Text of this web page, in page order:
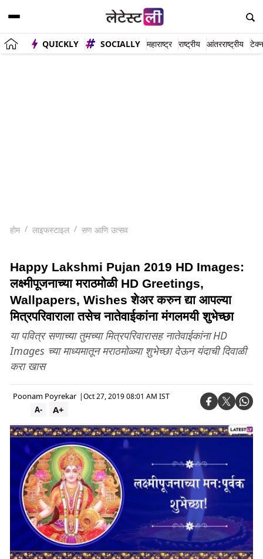
QUICKLY SOCIALLY महाराष्ट्र राष्ट्रीय आंतरराष्ट्रीय
होम लाइफस्टाइल सण आणि उत्सव
Happy Lakshmi Pujan 2019 HD Images:
लक्ष्मीपूजनाच्या मराठमोळी HD Greetings,
Wallpapers, Wishes शेअर करुन द्या आपल्या
मित्रपरिवाराला तसेच नातेवाईकांना मंगलमयी शुभेच्छा
या पवित्र सणाच्या तुमच्या मित्रपरिवारासह नातेवाईकांना HD
Images च्या माध्यमातून मराठमोळ्या शुभेच्छा देऊन यंदाची दिवाळी
करा खास
Poonam Poyrekar |Oct 27, 2019 08:01 AM IST
A+
A-